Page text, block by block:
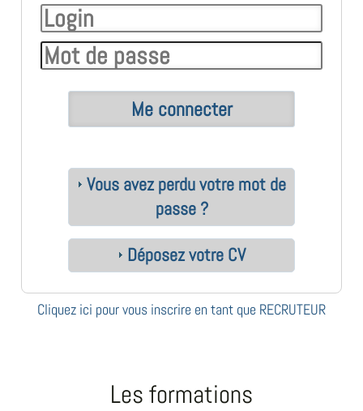
Vous avez perdu votre mot de
passe ?
Déposez votre CV
Cliquez ici pour vous inscrire en tant que RECRUTEUR
Les formations